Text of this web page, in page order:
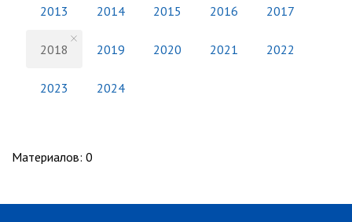
2013 2014 2015 2016 2017
2018 2019 2020 2021 2022
2023 2024
Материалов: 0